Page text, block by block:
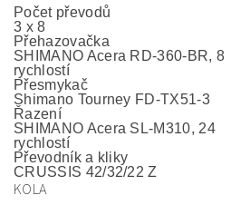
Počet převodů
3 x 8
Přehazovačka
SHIMANO Acera RD-360-BR, 8
rychlostí
Přesmykač
Shimano Tourney FD-TX51-3
Řazení
SHIMANO Acera SL-M310, 24
rychlostí
Převodník a kliky
CRUSSIS 42/32/22 Z
KOLA